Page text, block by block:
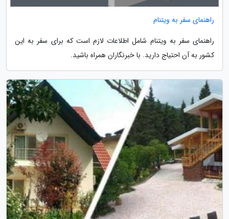
راهنمای سفر به ویتنام
راهنمای سفر به ویتنام شامل اطلاعات لازم است که برای سفر به این
کشور به آن احتیاج دارید. با خبرنگاران همراه باشید.